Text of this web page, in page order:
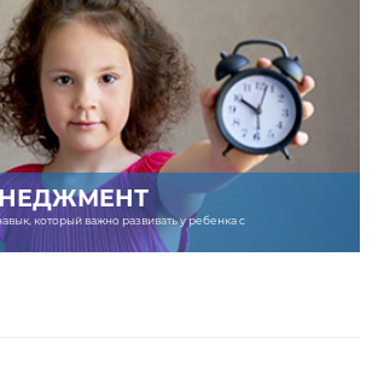
который важно развивать у ребенка с